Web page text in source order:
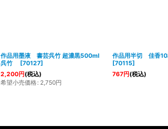
作品用墨液 書芸呉竹 超濃黒500ml
呉竹
[70127]
2,200円(税込)
希望小売価格: 2,750円
作品用半切 佳香10
[70115]
767円(税込)